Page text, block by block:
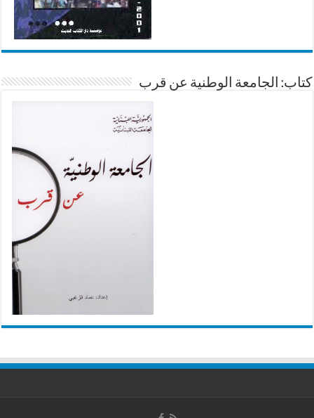
كتاب: الجامعة الوطنية عن قرب